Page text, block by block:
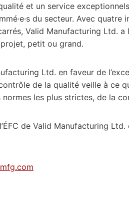
et un service
du secteur. Avec
Valid Manufacturing Ltd. a
projet, petit ou grand.
Ltd. en faveur de
de la qualité veille à ce
les plus strictes, de la
de Valid Manufacturing